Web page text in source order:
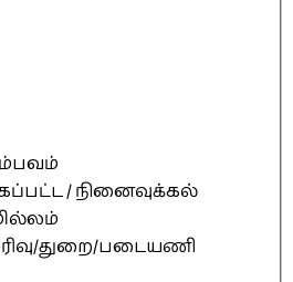
/ நினைவுக்கல்
துறை/படையணி